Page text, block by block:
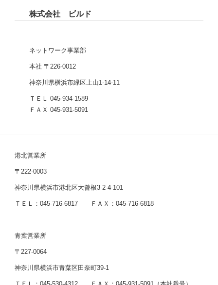
株式会社 ビルド
ネットワーク事業部
本社 〒226-0012
神奈川県横浜市緑区上山1-14-11
ＴＥＬ 045-934-1589
ＦＡＸ 045-931-5091
港北営業所
〒222-0003
神奈川県横浜市港北区大曾根3-2-4-101
ＴＥＬ：045-716-6817 ＦＡＸ：045-716-6818
青葉営業所
〒227-0064
神奈川県横浜市青葉区田奈町39-1